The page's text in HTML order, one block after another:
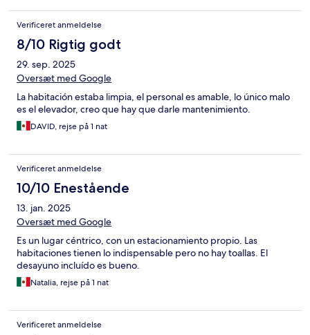
Verificeret anmeldelse
8/10 Rigtig godt
29. sep. 2025
Oversæt med Google
La habitación estaba limpia, el personal es amable, lo único malo
es el elevador, creo que hay que darle mantenimiento.
DAVID, rejse på 1 nat
Verificeret anmeldelse
10/10 Enestående
13. jan. 2025
Oversæt med Google
Es un lugar céntrico, con un estacionamiento propio. Las
habitaciones tienen lo indispensable pero no hay toallas. El
desayuno incluído es bueno.
Natalia, rejse på 1 nat
Verificeret anmeldelse